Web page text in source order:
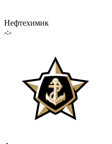
Нефтехимик
-:-